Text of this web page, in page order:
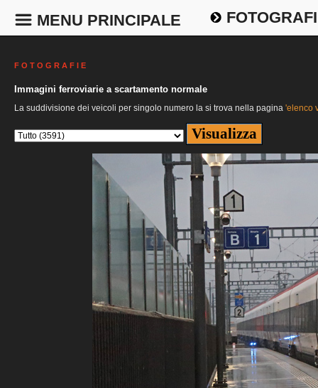
MENU PRINCIPALE
F O T O G R A F I E
Immagini ferroviarie a scartamento normale
La suddivisione dei veicoli per singolo numero la si trova nella pagina 'elenco